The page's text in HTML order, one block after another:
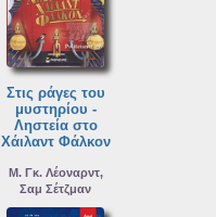
Στις ράγες του
μυστηρίου -
Ληστεία στο
Χάιλαντ Φάλκον
Μ. Γκ. Λέοναρντ,
Σαμ Σέτζμαν